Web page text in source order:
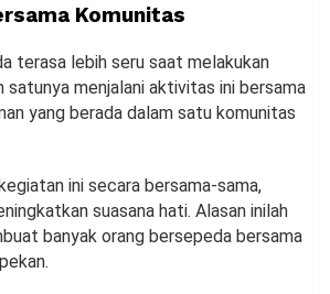
Komunitas
terasa lebih seru saat melakukan
satunya menjalani aktivitas ini bersama
yang berada dalam satu komunitas
ini secara bersama-sama,
suasana hati. Alasan inilah
banyak orang bersepeda bersama